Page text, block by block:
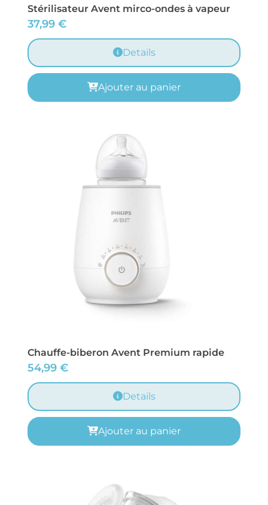
Stérilisateur Avent mirco-ondes à vapeur
37,99 €
Details
Ajouter au panier
Chauffe-biberon Avent Premium rapide
54,99 €
Details
Ajouter au panier